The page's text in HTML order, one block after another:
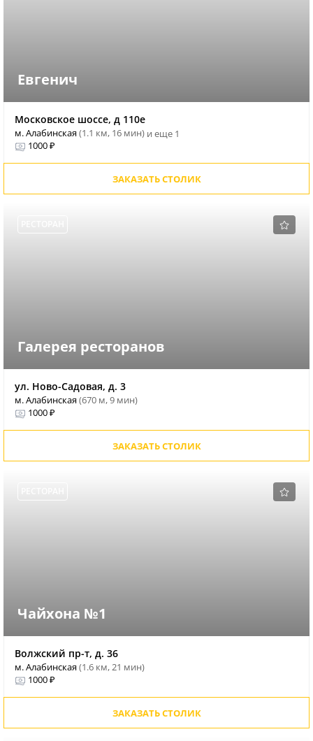
Евгенич
Московское шоссе, д 110е
м. Алабинская(1.1 км, 16 мин) и еще 1
1000 ₽
ЗАКАЗАТЬ СТОЛИК
Галерея ресторанов
ул. Ново-Садовая, д. 3
м. Алабинская(670 м, 9 мин)
1000 ₽
ЗАКАЗАТЬ СТОЛИК
Чайхона №1
Волжский пр-т, д. 36
м. Алабинская(1.6 км, 21 мин)
1000 ₽
ЗАКАЗАТЬ СТОЛИК